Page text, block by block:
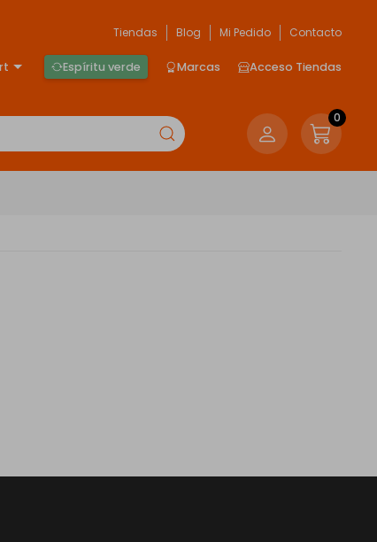
Tiendas
Blog Mi Pedido Contacto
Espíritu verde Marcas Acceso Tiendas
0